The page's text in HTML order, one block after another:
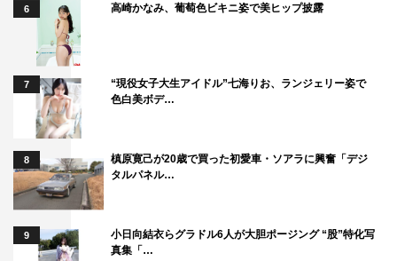
る刑事・黒川竜司（杉野遥亮）は、彼の供述に違和感を覚
えていて…。
番組情報
『しあわせな結婚』
毎週木曜 午後9時～9時54分
出演：阿部サダヲ、松たか子、板垣李光人、玉置玲央、金
田哲、馬場徹、辻凪子、杉野遥亮、堀内敬子、小松和重、
6 高崎かなみ、葡萄色ビキニ姿で美ヒップ披露
7
“現役女子大生アイドル”七海りお、ランジェリー姿で
色白美ボデ…
8
槙原寛己が20歳で買った初愛車・ソアラに興奮「デジ
タルパネル…
9
小日向結衣らグラドル6人が大胆ポージング “股”特化写
真集「…